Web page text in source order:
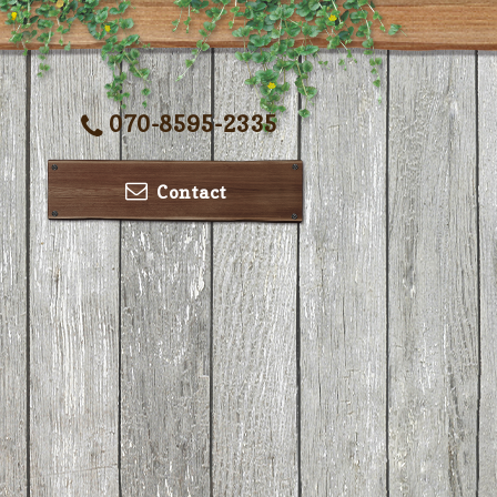
070-8595-2335
Contact